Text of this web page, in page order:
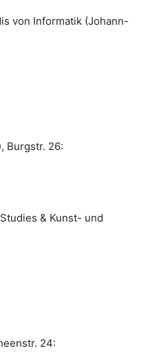
von Informatik (Johann-
Burgstr. 26:
& Kunst- und
24: